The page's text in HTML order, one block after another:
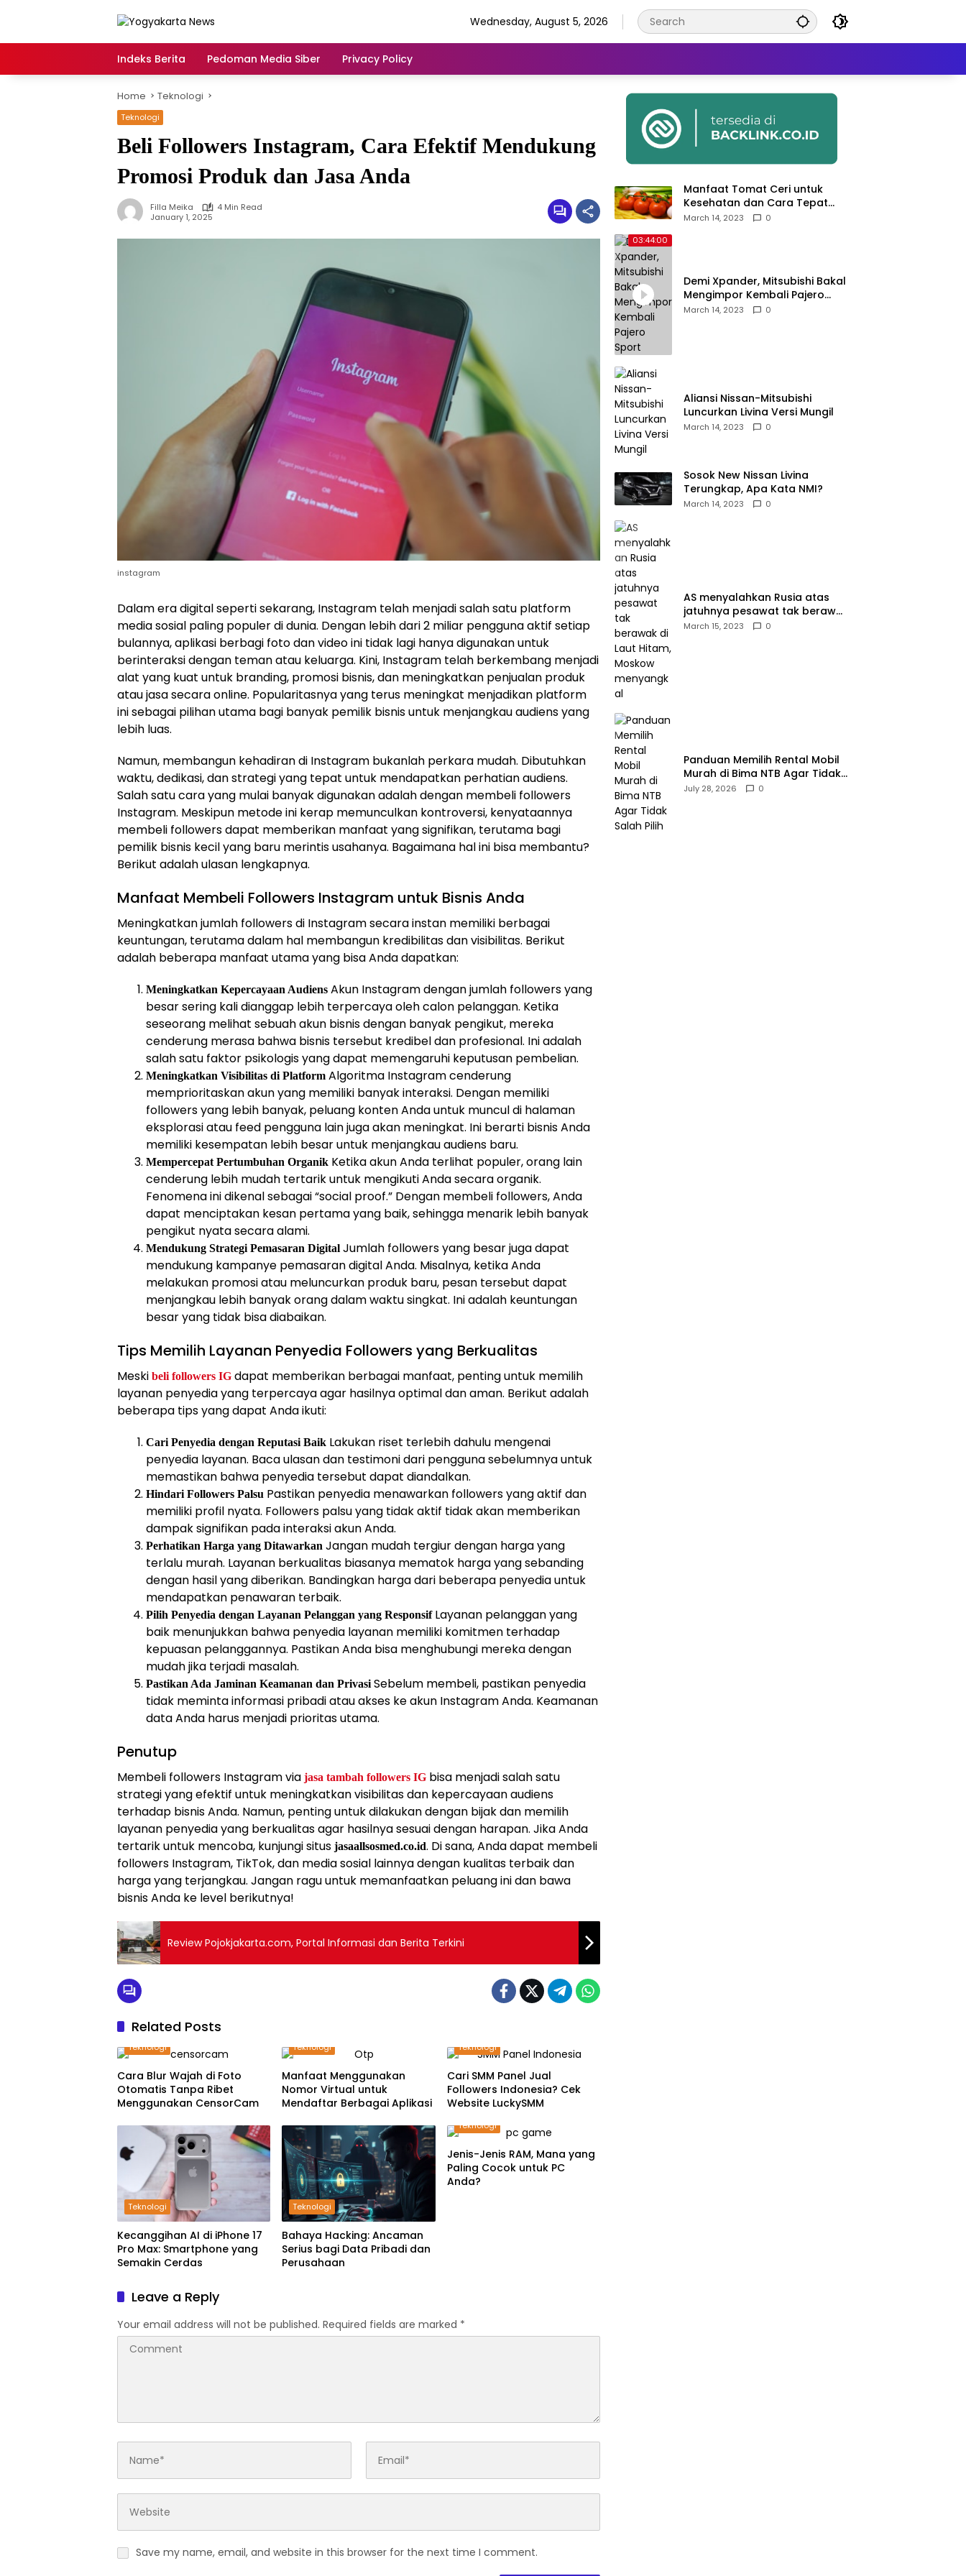
Wednesday, August 5, 2026
Indeks Berita Pedoman Media Siber Privacy Policy
Home Teknologi
Teknologi
Beli Followers Instagram, Cara Efektif Mendukung
Promosi Produk dan Jasa Anda
Filla Meika
4 Min Read
January 1, 2025
instagram
Dalam era digital seperti sekarang, Instagram telah menjadi salah satu platform
media sosial paling populer di dunia. Dengan lebih dari 2 miliar pengguna aktif setiap
bulannya, aplikasi berbagi foto dan video ini tidak lagi hanya digunakan untuk
berinteraksi dengan teman atau keluarga. Kini, Instagram telah berkembang menjadi
alat yang kuat untuk branding, promosi bisnis, dan meningkatkan penjualan produk
atau jasa secara online. Popularitasnya yang terus meningkat menjadikan platform
ini sebagai pilihan utama bagi banyak pemilik bisnis untuk menjangkau audiens yang
lebih luas.
Namun, membangun kehadiran di Instagram bukanlah perkara mudah. Dibutuhkan
waktu, dedikasi, dan strategi yang tepat untuk mendapatkan perhatian audiens.
Salah satu cara yang mulai banyak digunakan adalah dengan membeli followers
Instagram. Meskipun metode ini kerap memunculkan kontroversi, kenyataannya
membeli followers dapat memberikan manfaat yang signifikan, terutama bagi
pemilik bisnis kecil yang baru merintis usahanya. Bagaimana hal ini bisa membantu?
Berikut adalah ulasan lengkapnya.
Manfaat Membeli Followers Instagram untuk Bisnis Anda
Meningkatkan jumlah followers di Instagram secara instan memiliki berbagai
keuntungan, terutama dalam hal membangun kredibilitas dan visibilitas. Berikut
adalah beberapa manfaat utama yang bisa Anda dapatkan:
Meningkatkan Kepercayaan Audiens Akun Instagram dengan jumlah followers yang
besar sering kali dianggap lebih terpercaya oleh calon pelanggan. Ketika
seseorang melihat sebuah akun bisnis dengan banyak pengikut, mereka
cenderung merasa bahwa bisnis tersebut kredibel dan profesional. Ini adalah
salah satu faktor psikologis yang dapat memengaruhi keputusan pembelian.
Meningkatkan Visibilitas di Platform Algoritma Instagram cenderung
memprioritaskan akun yang memiliki banyak interaksi. Dengan memiliki
followers yang lebih banyak, peluang konten Anda untuk muncul di halaman
eksplorasi atau feed pengguna lain juga akan meningkat. Ini berarti bisnis Anda
memiliki kesempatan lebih besar untuk menjangkau audiens baru.
Mempercepat Pertumbuhan Organik Ketika akun Anda terlihat populer, orang lain
cenderung lebih mudah tertarik untuk mengikuti Anda secara organik.
Fenomena ini dikenal sebagai “social proof.” Dengan membeli followers, Anda
dapat menciptakan kesan pertama yang baik, sehingga menarik lebih banyak
pengikut nyata secara alami.
Mendukung Strategi Pemasaran Digital Jumlah followers yang besar juga dapat
mendukung kampanye pemasaran digital Anda. Misalnya, ketika Anda
melakukan promosi atau meluncurkan produk baru, pesan tersebut dapat
menjangkau lebih banyak orang dalam waktu singkat. Ini adalah keuntungan
besar yang tidak bisa diabaikan.
Tips Memilih Layanan Penyedia Followers yang Berkualitas
Meski beli followers IG dapat memberikan berbagai manfaat, penting untuk memilih
layanan penyedia yang terpercaya agar hasilnya optimal dan aman. Berikut adalah
beberapa tips yang dapat Anda ikuti:
Cari Penyedia dengan Reputasi Baik Lakukan riset terlebih dahulu mengenai
penyedia layanan. Baca ulasan dan testimoni dari pengguna sebelumnya untuk
memastikan bahwa penyedia tersebut dapat diandalkan.
Hindari Followers Palsu Pastikan penyedia menawarkan followers yang aktif dan
memiliki profil nyata. Followers palsu yang tidak aktif tidak akan memberikan
dampak signifikan pada interaksi akun Anda.
Perhatikan Harga yang Ditawarkan Jangan mudah tergiur dengan harga yang
terlalu murah. Layanan berkualitas biasanya mematok harga yang sebanding
dengan hasil yang diberikan. Bandingkan harga dari beberapa penyedia untuk
mendapatkan penawaran terbaik.
Pilih Penyedia dengan Layanan Pelanggan yang ResponsifLayanan pelanggan yang
baik menunjukkan bahwa penyedia layanan memiliki komitmen terhadap
kepuasan pelanggannya. Pastikan Anda bisa menghubungi mereka dengan
mudah jika terjadi masalah.
Pastikan Ada Jaminan Keamanan dan PrivasiSebelum membeli, pastikan penyedia
tidak meminta informasi pribadi atau akses ke akun Instagram Anda. Keamanan
data Anda harus menjadi prioritas utama.
Penutup
Membeli followers Instagram via jasa tambah followers IG bisa menjadi salah satu
strategi yang efektif untuk meningkatkan visibilitas dan kepercayaan audiens
terhadap bisnis Anda. Namun, penting untuk dilakukan dengan bijak dan memilih
layanan penyedia yang berkualitas agar hasilnya sesuai dengan harapan. Jika Anda
tertarik untuk mencoba, kunjungi situs jasaallsosmed.co.id. Di sana, Anda dapat membeli
followers Instagram, TikTok, dan media sosial lainnya dengan kualitas terbaik dan
harga yang terjangkau. Jangan ragu untuk memanfaatkan peluang ini dan bawa
bisnis Anda ke level berikutnya!
Review Pojokjakarta.com, Portal Informasi dan Berita Terkini
Related Posts
Teknologi
Cara Blur Wajah di Foto
Otomatis Tanpa Ribet
Menggunakan CensorCam
Teknologi
Manfaat Menggunakan
Nomor Virtual untuk
Mendaftar Berbagai Aplikasi
Teknologi
Cari SMM Panel Jual
Followers Indonesia? Cek
Website LuckySMM
Teknologi
Kecanggihan AI di iPhone 17
Pro Max: Smartphone yang
Semakin Cerdas
Teknologi
Bahaya Hacking: Ancaman
Serius bagi Data Pribadi dan
Perusahaan
Teknologi
Jenis-Jenis RAM, Mana yang
Paling Cocok untuk PC
Anda?
Leave a Reply
Your email address will not be published. Required fields are marked *
Save my name, email, and website in this browser for the next time I comment.
Manfaat Tomat Ceri untuk
Kesehatan dan Cara Tepat
Mengonsumsinya
March 14, 2023
0
03:44:00
Demi Xpander, Mitsubishi Bakal
Mengimpor Kembali Pajero
Sport
March 14, 2023 0
Aliansi Nissan-Mitsubishi
Luncurkan Livina Versi Mungil
March 14, 2023 0
Sosok New Nissan Livina
Terungkap, Apa Kata NMI?
March 14, 2023 0
AS menyalahkan Rusia atas
jatuhnya pesawat tak berawak
di Laut Hitam, Moskow
March 15, 2023 0
Panduan Memilih Rental Mobil
Murah di Bima NTB Agar Tidak
Salah Pilih
July 28, 2026 0